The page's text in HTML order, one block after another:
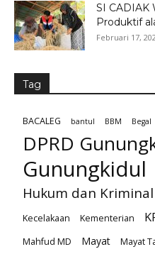
SI CADIAK
Produktif
Februari 17,
Tag
BACALEG bantul BBM Begal
DPRD
Gunungkidul
Hukum dan Kriminal
Kecelakaan
Kementerian
Mahfud MD
Mayat
Mayat